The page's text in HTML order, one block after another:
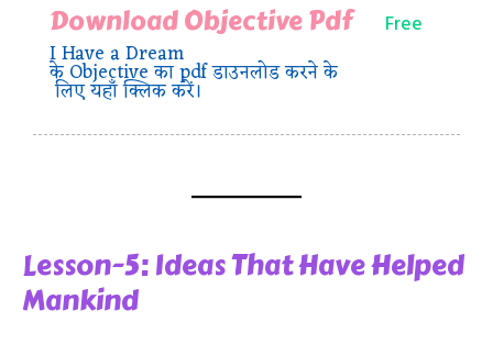
Download Objective Pdf
I Have a Dream
के Objective का pdf डाउनलोड करने के
लिए यहाँ क्लिक करें।
Free
Lesson-5: Ideas That Have Helped
Mankind